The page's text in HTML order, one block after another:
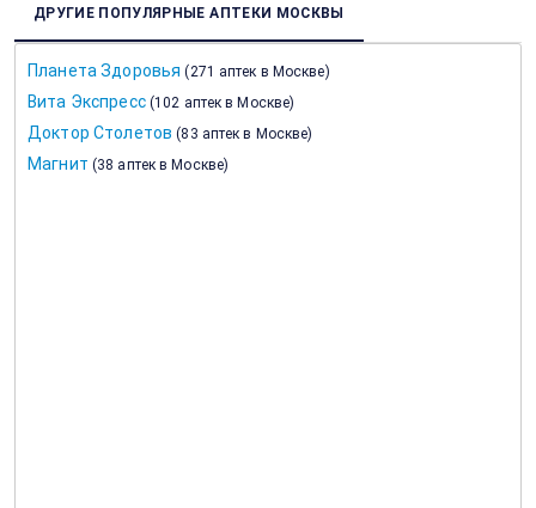
ДРУГИЕ ПОПУЛЯРНЫЕ АПТЕКИ МОСКВЫ
Планета Здоровья (271 аптек в Москве)
Вита Экспресс (102 аптек в Москве)
Доктор Столетов (83 аптек в Москве)
Магнит (38 аптек в Москве)